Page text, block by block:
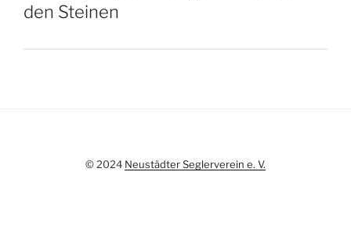
den Steinen
© 2024 Neustädter Seglerverein e. V.